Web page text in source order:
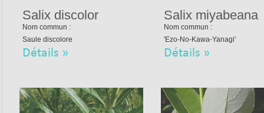
Salix discolor
Nom commun :
Saule discolore
Détails »
Salix miyabeana
Nom commun :
'Ezo-No-Kawa-Yanagi'
Détails »
On comprend que ce soit
les faits, c’est prendre un
veut surtout pas que vous
faisons aussi, c’est pour